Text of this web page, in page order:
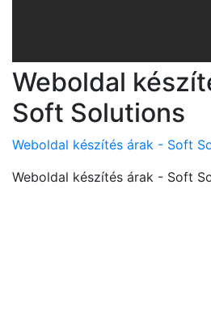
Weboldal
Soft Solutions
Weboldal készítés árak - Soft
Weboldal készítés árak - Soft